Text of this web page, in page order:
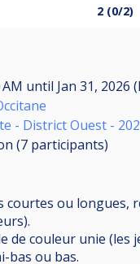
2 (0/2)
until Jan 31, 2026
- District Ouest -
(7 participants)
courtes ou longues,
de couleur unie
bas ou bas.